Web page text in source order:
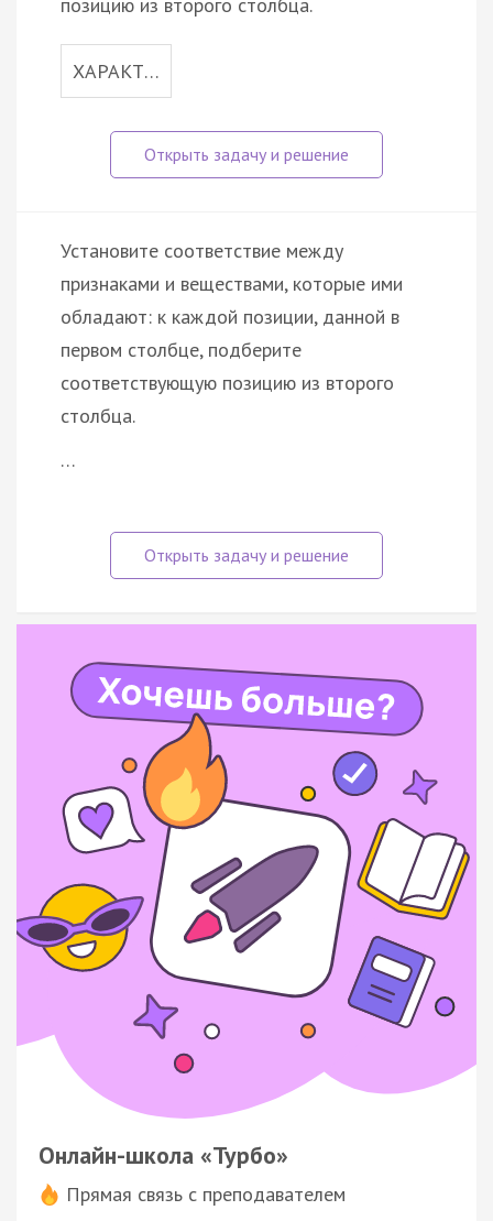
позицию из второго столбца.
ХАРАКТ…
Установите соответствие между
признаками и веществами, которые ими
обладают: к каждой позиции, данной в
первом столбце, подберите
соответствующую позицию из второго
столбца.
…
Онлайн-школа «Турбо»
Прямая связь с преподавателем